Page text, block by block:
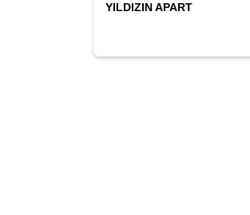
YILDIZIN APART